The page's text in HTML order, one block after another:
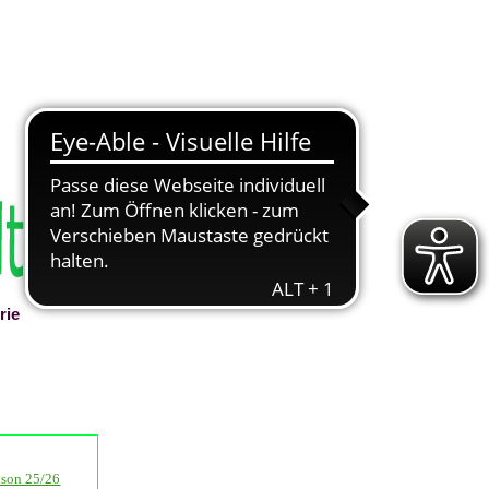
▼
25/26